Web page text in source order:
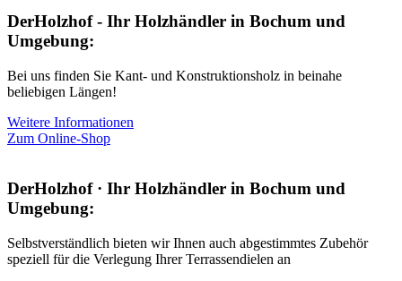
DerHolzhof - Ihr Holzhändler in Bochum und
Umgebung:
Bei uns finden Sie Kant- und Konstruktionsholz in beinahe
beliebigen Längen!
Weitere Informationen
Zum Online-Shop
DerHolzhof · Ihr Holzhändler in Bochum und
Umgebung:
Selbstverständlich bieten wir Ihnen auch abgestimmtes Zubehör
speziell für die Verlegung Ihrer Terrassendielen an